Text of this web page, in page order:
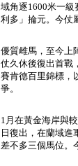
域角逐1600米一
利多」掄元。今仗
優質雌馬，至今上
仗久休後復出首戰
賽肯德百里錦標，
爭。
1月在黃金海岸與
日復出，在蘭域進
差不多三個馬位。